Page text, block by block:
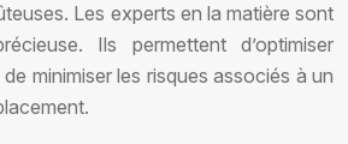
Les experts en la matière sont
Ils permettent d’optimiser
minimiser les risques associés à un